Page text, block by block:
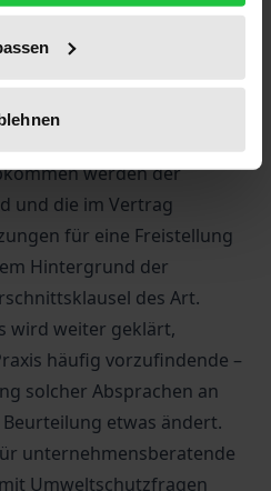
Beurteilung einer solchen
zu einer
Im Mittelpunkt steht
85 EG-Vertrag. Am
werden der
und die im Vertrag
für eine Freistellung
Hintergrund der
des Art.
wird weiter geklärt,
häufig vorzufindende –
solcher Absprachen an
etwas ändert.
unternehmensberatende
Umweltschutzfragen